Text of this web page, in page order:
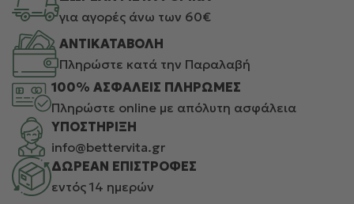
για αγορές άνω των 60€
ΑΝΤΙΚΑΤΑΒΟΛΗ
Πληρώστε κατά την Παραλαβή
100% ΑΣΦΑΛΕΙΣ ΠΛΗΡΩΜΕΣ
Πληρώστε online με απόλυτη ασφάλεια
ΥΠΟΣΤΗΡΙΞΗ
info@bettervita.gr
ΔΩΡΕΑΝ ΕΠΙΣΤΡΟΦΕΣ
εντός 14 ημερών